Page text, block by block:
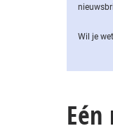
Wil je